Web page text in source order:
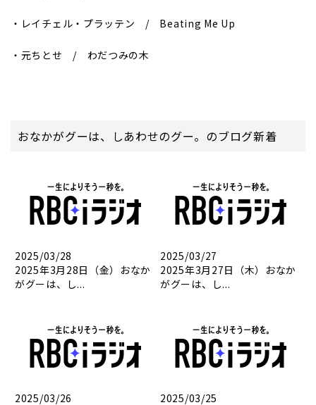
・レイチェル・プラッテン / Beating Me Up
・元ちとせ / わだつみの木
おなかがグーは、しあわせのグー。のブログ新着
2025/03/28
2025年3月28日（金）おなか
がグーは、し...
2025/03/27
2025年3月27日（木）おなか
がグーは、し...
2025/03/26
2025/03/25